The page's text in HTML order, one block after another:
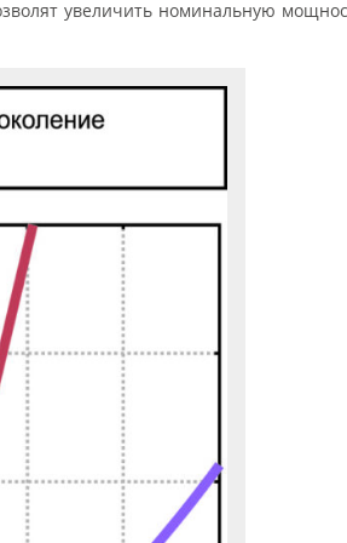
увеличить номинальную